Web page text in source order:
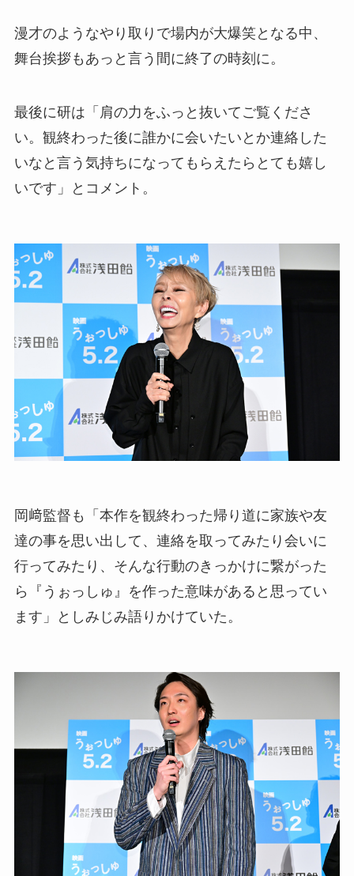
漫才のようなやり取りで場内が大爆笑となる中、
舞台挨拶もあっと言う間に終了の時刻に。
最後に研は「肩の力をふっと抜いてご覧くださ
い。観終わった後に誰かに会いたいとか連絡した
いなと言う気持ちになってもらえたらとても嬉し
いです」とコメント。
岡﨑監督も「本作を観終わった帰り道に家族や友
達の事を思い出して、連絡を取ってみたり会いに
行ってみたり、そんな行動のきっかけに繋がった
ら『うぉっしゅ』を作った意味があると思ってい
ます」としみじみ語りかけていた。